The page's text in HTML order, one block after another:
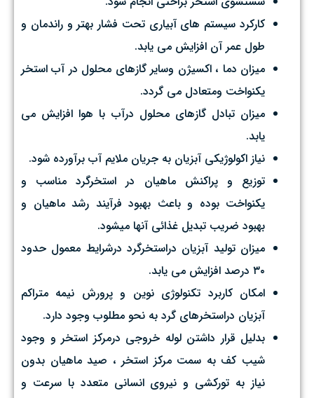
كاركرد سيستم هاي آبياري تحت فشار بهتر و راندمان و
طول عمر آن افزايش مي يابد.
ميزان دما ، اكسيژن وساير گازهاي محلول در آب استخر
يكنواخت ومتعادل مي گردد.
ميزان تبادل گازهاي محلول درآب با هوا افزايش مي
يابد.
نياز اكولوژيكي آبزيان به جريان ملايم آب برآورده شود.
توزيع و پراكنش ماهيان در استخرگرد مناسب و
يكنواخت بوده و باعث بهبود فرآيند رشد ماهيان و
بهبود ضريب تبديل غذائي آنها ميشود.
ميزان توليد آبزيان دراستخرگرد درشرايط معمول حدود
۳۰ درصد افزايش مي يابد.
امكان كاربرد تكنولوژي نوين و پرورش نيمه متراكم
آبزيان دراستخرهاي گرد به نحو مطلوب وجود دارد.
بدليل قرار داشتن لوله خروجي درمركز استخر و وجود
شيب كف به سمت مركز استخر ، صيد ماهيان بدون
نياز به توركشي و نيروي انساني متعدد با سرعت و